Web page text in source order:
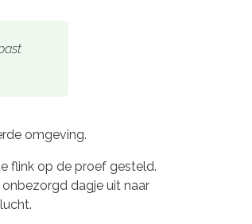
omgeving.
flink op de proef gesteld.
dagje uit naar